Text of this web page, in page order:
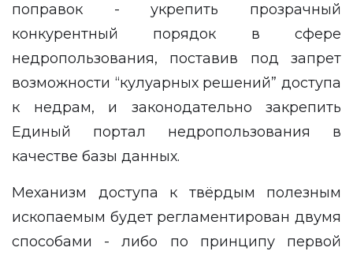
поправок - укрепить прозрачный
конкурентный порядок в сфере
недропользования, поставив под запрет
возможности “кулуарных решений” доступа
к недрам, и законодательно закрепить
Единый портал недропользования в
качестве базы данных.
Механизм доступа к твёрдым полезным
ископаемым будет регламентирован двумя
способами - либо по принципу первой